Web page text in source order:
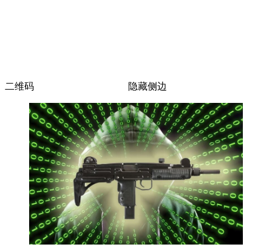
二维码 隐藏侧边